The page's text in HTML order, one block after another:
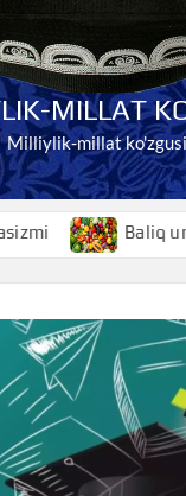
MILLAT
Milliylik-millat ko'zgusi
Baliq uni